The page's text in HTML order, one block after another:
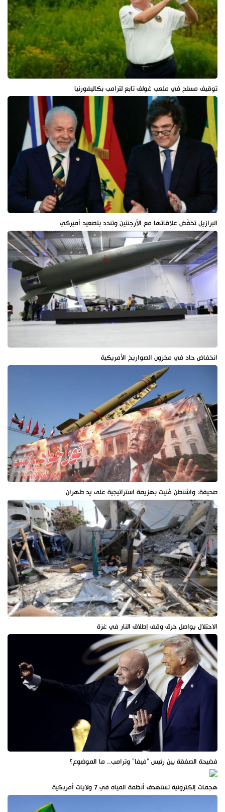
توقيف مسلح في ملعب غولف تابع لترامب بكاليفورنيا
البرازيل تخفّض علاقاتها مع الأرجنتين وتندد بتصعيد أميركي
انخفاض حاد في مخزون الصواريخ الأمريكية
صحيفة: واشنطن مُنيت بهزيمة استراتيجية على يد طهران
الاحتلال يواصل خرق وقف إطلاق النار في غزة
فضيحة الصفقة بين رئيس "فيفا" وترامب.. ما الموضوع؟
هجمات إلكترونية تستهدف أنظمة المياه في 7 ولايات أمريكية